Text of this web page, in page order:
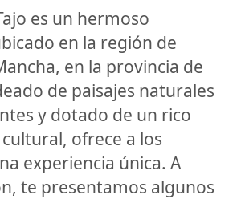
es un hermoso
en la región de
en la provincia de
de paisajes naturales
y dotado de un rico
ofrece a los
experiencia única. A
te presentamos algunos